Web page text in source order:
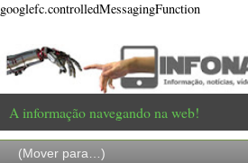
googlefc.controlledMessagingFunction
A informação navegando na web!